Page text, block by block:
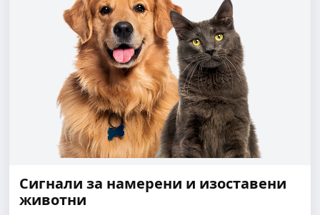
Сигнали за намерени и изоставени
животни